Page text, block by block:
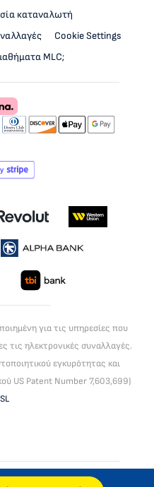
καταναλωτή
Cookie Settings
MLC;
για τις υπηρεσίες που
τις ηλεκτρονικές συναλλαγές.
εγκυρότητας και
US Patent Number 7,603,699)